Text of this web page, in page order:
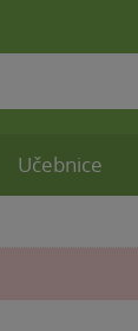
Učebnice